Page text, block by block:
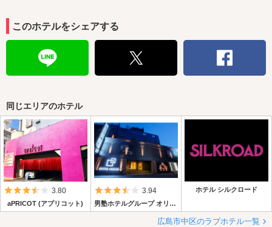
このホテルをシェアする
同じエリアのホテル
5つ星のうち3.5
3.80
aPRICOT (アプリコット)
5つ星のうち3.5
3.94
男塾ホテルグループ オリジン
ホテル シルクロード
広島市中区のラブホテル一覧